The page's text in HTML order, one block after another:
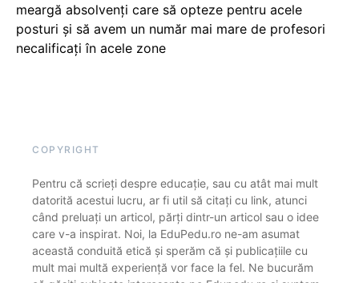
meargă absolvenți care să opteze pentru acele
posturi și să avem un număr mai mare de profesori
necalificați în acele zone
COPYRIGHT
Pentru că scrieți despre educație, sau cu atât mai mult
datorită acestui lucru, ar fi util să citați cu link, atunci
când preluați un articol, părți dintr-un articol sau o idee
care v-a inspirat. Noi, la EduPedu.ro ne-am asumat
această conduită etică și sperăm că și publicațiile cu
mult mai multă experiență vor face la fel. Ne bucurăm